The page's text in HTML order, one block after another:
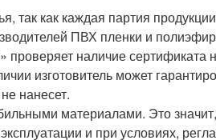
так как каждая партия
ПВХ пленки и
наличие сертификата
изготовитель может
нанесет.
материалами. Это
и при условиях,